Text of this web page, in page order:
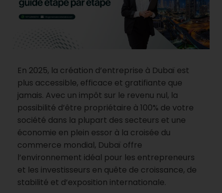
En 2025, la création d’entreprise à Dubaï est
plus accessible, efficace et gratifiante que
jamais. Avec un impôt sur le revenu nul, la
possibilité d’être propriétaire à 100% de votre
société dans la plupart des secteurs et une
économie en plein essor à la croisée du
commerce mondial, Dubaï offre
l’environnement idéal pour les entrepreneurs
et les investisseurs en quête de croissance, de
stabilité et d’exposition internationale.